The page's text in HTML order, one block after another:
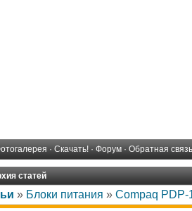
· Скачать! · Форум · Обратная связь
статей
» Блоки питания » Compaq PDP-